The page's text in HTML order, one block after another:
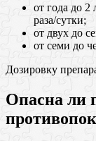
от года до 2
раза/сутки;
от двух до
от семи до
Дозировку
Опасна ли